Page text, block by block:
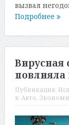
вызвал
Подробнее
Вирусная
Публикация:
в: Авто,